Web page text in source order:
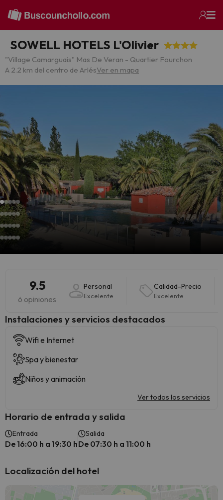
SOWELL HOTELS L'Olivier
"Village Camarguais" Mas De Veran - Quartier Fourchon
A 2.2 km del centro de ArlésVer en mapa
9.5
6 opiniones
Personal
Excelente
Calidad-Precio
Excelente
Instalaciones y servicios destacados
Wifi e Internet
Spa y bienestar
Niños y animación
Ver todos los servicios
Horario de entrada y salida
Entrada
De 16:00 h a 19:30 h
Salida
De 07:30 h a 11:00 h
Localización del hotel